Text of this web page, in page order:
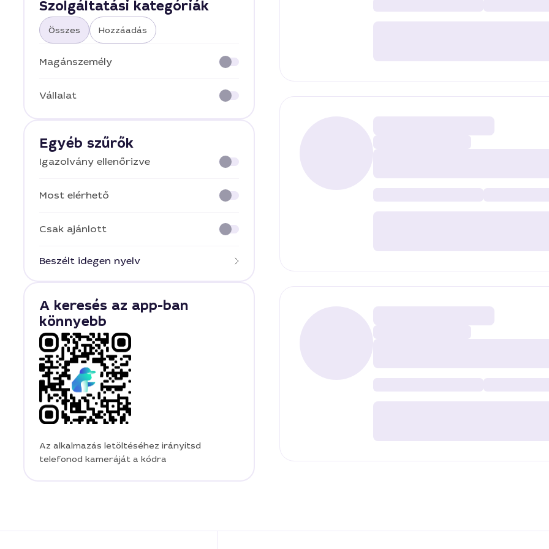
Szolgáltatási kategóriák
Összes Hozzáadás
Magánszemély
Vállalat
Egyéb szűrők
Igazolvány ellenőrizve
Most elérhető
Csak ajánlott
Beszélt idegen nyelv
A keresés az app-ban
könnyebb
Az alkalmazás letöltéséhez irányítsd
telefonod kameráját a kódra